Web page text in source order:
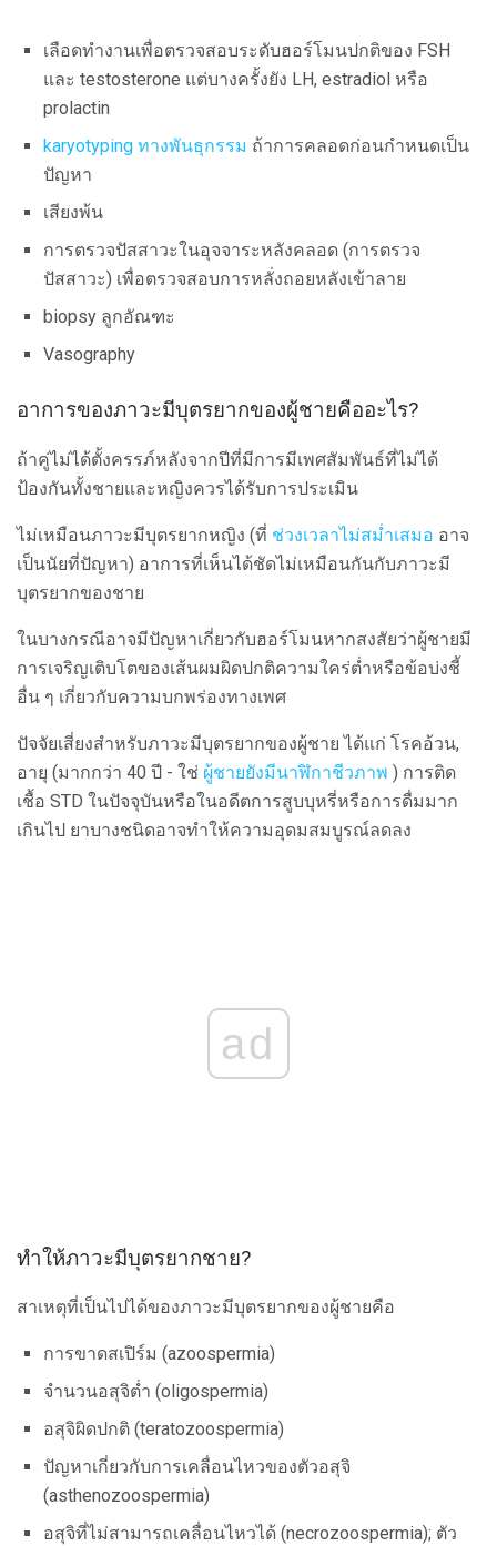
เลือดทำงานเพื่อตรวจสอบระดับฮอร์โมนปกติของ FSH
และ testosterone แต่บางครั้งยัง LH, estradiol หรือ
prolactin
karyotyping ทางพันธุกรรม ถ้าการคลอดก่อนกำหนดเป็น
ปัญหา
เสียงพ้น
การตรวจปัสสาวะในอุจจาระหลังคลอด (การตรวจ
ปัสสาวะ) เพื่อตรวจสอบการหลั่งถอยหลังเข้าลาย
biopsy ลูกอัณฑะ
Vasography
อาการของภาวะมีบุตรยากของผู้ชายคืออะไร?
ถ้าคู่ไม่ได้ตั้งครรภ์หลังจากปีที่มีการมีเพศสัมพันธ์ที่ไม่ได้
ป้องกันทั้งชายและหญิงควรได้รับการประเมิน
ไม่เหมือนภาวะมีบุตรยากหญิง (ที่ ช่วงเวลาไม่สม่ำเสมอ อาจ
เป็นนัยที่ปัญหา) อาการที่เห็นได้ชัดไม่เหมือนกันกับภาวะมี
บุตรยากของชาย
ในบางกรณีอาจมีปัญหาเกี่ยวกับฮอร์โมนหากสงสัยว่าผู้ชายมี
การเจริญเติบโตของเส้นผมผิดปกติความใคร่ต่ำหรือข้อบ่งชี้
อื่น ๆ เกี่ยวกับความบกพร่องทางเพศ
ปัจจัยเสี่ยงสำหรับภาวะมีบุตรยากของผู้ชาย ได้แก่ โรคอ้วน,
อายุ (มากกว่า 40 ปี - ใช่ ผู้ชายยังมีนาฬิกาชีวภาพ ) การติด
เชื้อ STD ในปัจจุบันหรือในอดีตการสูบบุหรี่หรือการดื่มมาก
เกินไป ยาบางชนิดอาจทำให้ความอุดมสมบูรณ์ลดลง
ad
ทำให้ภาวะมีบุตรยากชาย?
สาเหตุที่เป็นไปได้ของภาวะมีบุตรยากของผู้ชายคือ
การขาดสเปิร์ม (azoospermia)
จำนวนอสุจิต่ำ (oligospermia)
อสุจิผิดปกติ (teratozoospermia)
ปัญหาเกี่ยวกับการเคลื่อนไหวของตัวอสุจิ
(asthenozoospermia)
อสุจิที่ไม่สามารถเคลื่อนไหวได้ (necrozoospermia); ตัว